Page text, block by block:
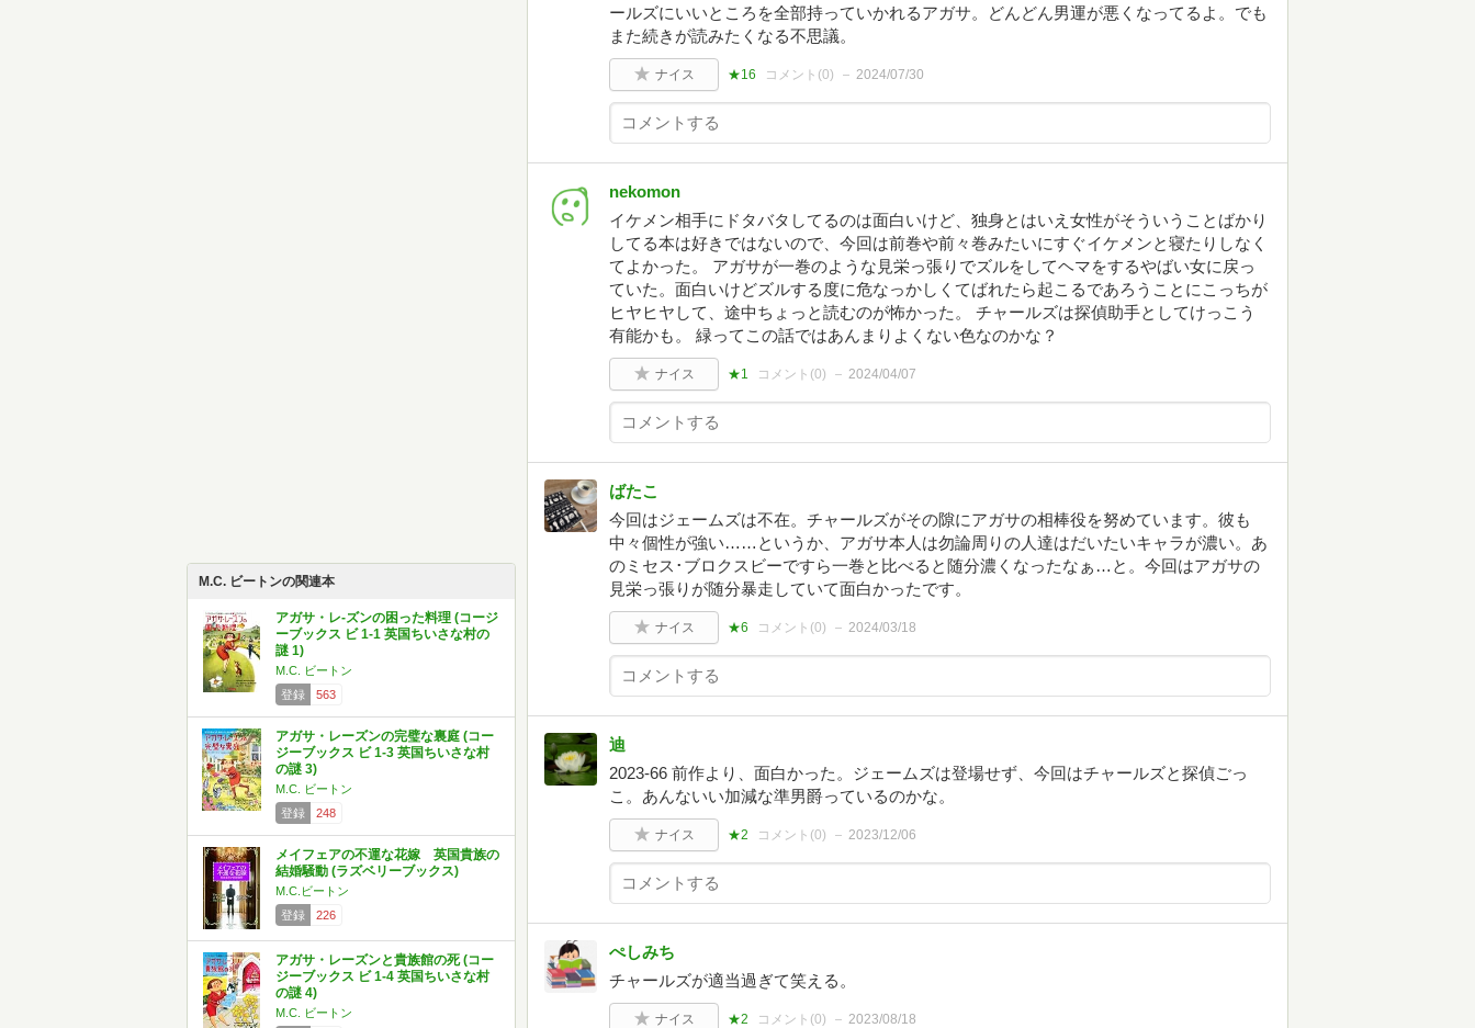
M.C. ビートンの関連本
アガサ・レ-ズンの困った料理 (コージ
ーブックス ビ 1-1 英国ちいさな村の
謎 1)
M.C. ビートン
登録
563
アガサ・レーズンの完璧な裏庭 (コー
ジーブックス ビ 1-3 英国ちいさな村
の謎 3)
M.C. ビートン
登録
248
メイフェアの不運な花嫁 英国貴族の
結婚騒動 (ラズベリーブックス)
M.C.ビートン
登録
226
アガサ・レーズンと貴族館の死 (コー
ジーブックス ビ 1-4 英国ちいさな村
の謎 4)
M.C. ビートン
ールズにいいところを全部持っていかれるアガサ。どんどん男運が悪くなってるよ。でも
また続きが読みたくなる不思議。
ナイス ★16 コメント(0) 2024/07/30
nekomon
イケメン相手にドタバタしてるのは面白いけど、独身とはいえ女性がそういうことばかり
してる本は好きではないので、今回は前巻や前々巻みたいにすぐイケメンと寝たりしなく
てよかった。 アガサが一巻のような見栄っ張りでズルをしてヘマをするやばい女に戻っ
ていた。面白いけどズルする度に危なっかしくてばれたら起こるであろうことにこっちが
ヒヤヒヤして、途中ちょっと読むのが怖かった。 チャールズは探偵助手としてけっこう
有能かも。 緑ってこの話ではあんまりよくない色なのかな？
ナイス ★1 コメント(0) 2024/04/07
ばたこ
今回はジェームズは不在。チャールズがその隙にアガサの相棒役を努めています。彼も
中々個性が強い……というか、アガサ本人は勿論周りの人達はだいたいキャラが濃い。あ
のミセス･ブロクスビーですら一巻と比べると随分濃くなったなぁ…と。今回はアガサの
見栄っ張りが随分暴走していて面白かったです。
ナイス ★6 コメント(0) 2024/03/18
迪
2023-66 前作より、面白かった。ジェームズは登場せず、今回はチャールズと探偵ごっ
こ。あんないい加減な準男爵っているのかな。
ナイス ★2 コメント(0) 2023/12/06
ぺしみち
チャールズが適当過ぎて笑える。
ナイス ★2 コメント(0) 2023/08/18